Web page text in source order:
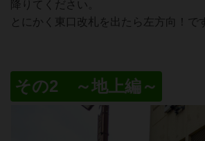
降りてください。
とにかく東口改札を出たら左方向！です
その2 ～地上編～